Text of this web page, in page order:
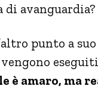
di avanguardia?
punto a suo
è amaro, ma